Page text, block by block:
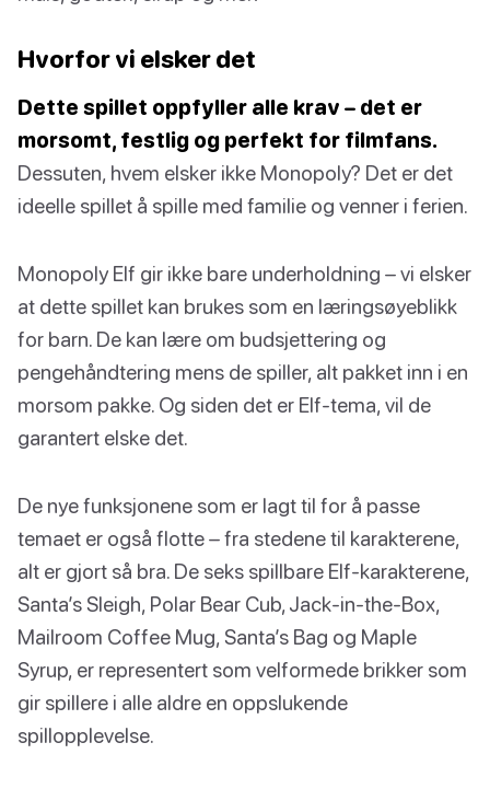
Hvorfor vi elsker det
Dette spillet oppfyller alle krav – det er
morsomt, festlig og perfekt for filmfans.
Dessuten, hvem elsker ikke Monopoly? Det er det
ideelle spillet å spille med familie og venner i ferien.
Monopoly Elf gir ikke bare underholdning – vi elsker
at dette spillet kan brukes som en læringsøyeblikk
for barn. De kan lære om budsjettering og
pengehåndtering mens de spiller, alt pakket inn i en
morsom pakke. Og siden det er Elf-tema, vil de
garantert elske det.
De nye funksjonene som er lagt til for å passe
temaet er også flotte – fra stedene til karakterene,
alt er gjort så bra. De seks spillbare Elf-karakterene,
Santa’s Sleigh, Polar Bear Cub, Jack-in-the-Box,
Mailroom Coffee Mug, Santa’s Bag og Maple
Syrup, er representert som velformede brikker som
gir spillere i alle aldre en oppslukende
spillopplevelse.